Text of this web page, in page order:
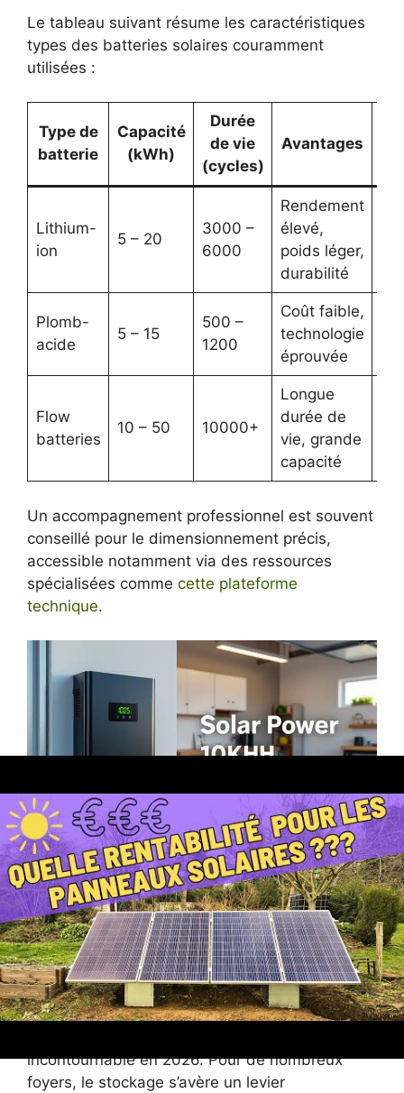
Le tableau suivant résume les caractéristiques
types des batteries solaires couramment
utilisées :
Type de
batterie
Capacité
(kWh)
Durée
de vie
(cycles)
Avantages
Lithium-
ion
5 – 20
3000 –
6000
Rendement
élevé,
poids léger,
durabilité
Plomb-
acide
5 – 15
500 –
1200
Coût faible,
technologie
éprouvée
Flow
batteries
10 – 50 10000+
Longue
durée de
vie, grande
capacité
Un accompagnement professionnel est souvent
conseillé pour le dimensionnement précis,
accessible notamment via des ressources
spécialisées comme cette plateforme
technique.
Batteries solaires : une
obligation pour rentabiliser
pleinement les panneaux
solaires ?
Face à la réduction drastique des tarifs de
rachat de l’électricité solaire, la question se
incontournable en 2026. Pour de nombreux
foyers, le stockage s’avère un levier